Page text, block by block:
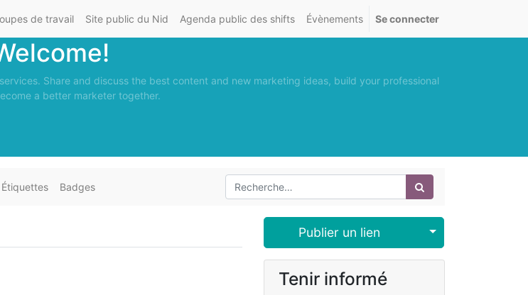
de travail Site public du Nid Agenda public des shifts Évènements Se connecter
Share and discuss the best content and new marketing ideas, build your professional
a better marketer together.
Étiquettes Badges
Publier un lien Select Post
Tenir informé